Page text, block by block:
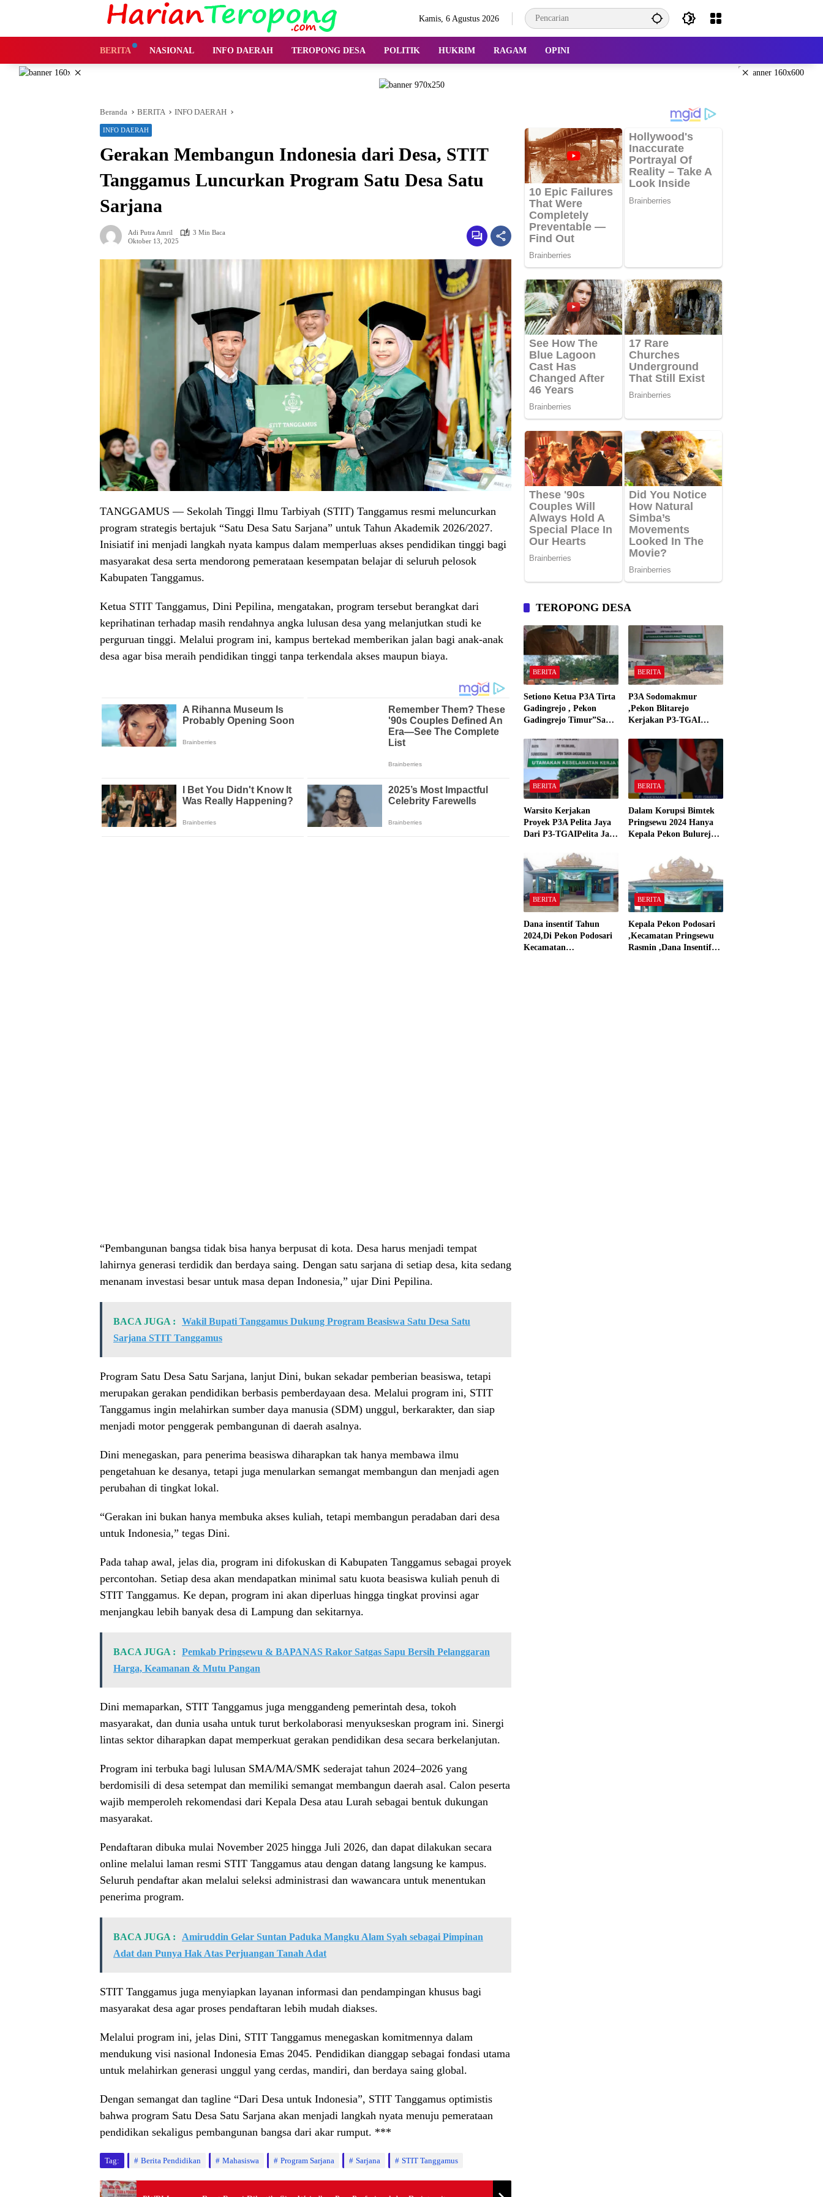
Kamis, 6 Agustus 2026
BERITA NASIONAL INFO DAERAH TEROPONG DESA POLITIK HUKRIM RAGAM OPINI
× ×
Beranda BERITA INFO DAERAH
INFO DAERAH
Gerakan Membangun Indonesia dari Desa, STIT
Tanggamus Luncurkan Program Satu Desa Satu
Sarjana
Adi Putra Amril
3 Min Baca
Oktober 13, 2025
TANGGAMUS — Sekolah Tinggi Ilmu Tarbiyah (STIT) Tanggamus resmi meluncurkan
program strategis bertajuk “Satu Desa Satu Sarjana” untuk Tahun Akademik 2026/2027.
Inisiatif ini menjadi langkah nyata kampus dalam memperluas akses pendidikan tinggi bagi
masyarakat desa serta mendorong pemerataan kesempatan belajar di seluruh pelosok
Kabupaten Tanggamus.
Ketua STIT Tanggamus, Dini Pepilina, mengatakan, program tersebut berangkat dari
keprihatinan terhadap masih rendahnya angka lulusan desa yang melanjutkan studi ke
perguruan tinggi. Melalui program ini, kampus bertekad memberikan jalan bagi anak-anak
desa agar bisa meraih pendidikan tinggi tanpa terkendala akses maupun biaya.
“Pembangunan bangsa tidak bisa hanya berpusat di kota. Desa harus menjadi tempat
lahirnya generasi terdidik dan berdaya saing. Dengan satu sarjana di setiap desa, kita sedang
menanam investasi besar untuk masa depan Indonesia,” ujar Dini Pepilina.
BACA JUGA :
Wakil Bupati Tanggamus Dukung Program Beasiswa Satu Desa Satu
Sarjana STIT Tanggamus
Program Satu Desa Satu Sarjana, lanjut Dini, bukan sekadar pemberian beasiswa, tetapi
merupakan gerakan pendidikan berbasis pemberdayaan desa. Melalui program ini, STIT
Tanggamus ingin melahirkan sumber daya manusia (SDM) unggul, berkarakter, dan siap
menjadi motor penggerak pembangunan di daerah asalnya.
Dini menegaskan, para penerima beasiswa diharapkan tak hanya membawa ilmu
pengetahuan ke desanya, tetapi juga menularkan semangat membangun dan menjadi agen
perubahan di tingkat lokal.
“Gerakan ini bukan hanya membuka akses kuliah, tetapi membangun peradaban dari desa
untuk Indonesia,” tegas Dini.
Pada tahap awal, jelas dia, program ini difokuskan di Kabupaten Tanggamus sebagai proyek
percontohan. Setiap desa akan mendapatkan minimal satu kuota beasiswa kuliah penuh di
STIT Tanggamus. Ke depan, program ini akan diperluas hingga tingkat provinsi agar
menjangkau lebih banyak desa di Lampung dan sekitarnya.
BACA JUGA :
Pemkab Pringsewu & BAPANAS Rakor Satgas Sapu Bersih Pelanggaran
Harga, Keamanan & Mutu Pangan
Dini memaparkan, STIT Tanggamus juga menggandeng pemerintah desa, tokoh
masyarakat, dan dunia usaha untuk turut berkolaborasi menyukseskan program ini. Sinergi
lintas sektor diharapkan dapat memperkuat gerakan pendidikan desa secara berkelanjutan.
Program ini terbuka bagi lulusan SMA/MA/SMK sederajat tahun 2024–2026 yang
berdomisili di desa setempat dan memiliki semangat membangun daerah asal. Calon peserta
wajib memperoleh rekomendasi dari Kepala Desa atau Lurah sebagai bentuk dukungan
masyarakat.
Pendaftaran dibuka mulai November 2025 hingga Juli 2026, dan dapat dilakukan secara
online melalui laman resmi STIT Tanggamus atau dengan datang langsung ke kampus.
Seluruh pendaftar akan melalui seleksi administrasi dan wawancara untuk menentukan
penerima program.
BACA JUGA :
Amiruddin Gelar Suntan Paduka Mangku Alam Syah sebagai Pimpinan
Adat dan Punya Hak Atas Perjuangan Tanah Adat
STIT Tanggamus juga menyiapkan layanan informasi dan pendampingan khusus bagi
masyarakat desa agar proses pendaftaran lebih mudah diakses.
Melalui program ini, jelas Dini, STIT Tanggamus menegaskan komitmennya dalam
mendukung visi nasional Indonesia Emas 2045. Pendidikan dianggap sebagai fondasi utama
untuk melahirkan generasi unggul yang cerdas, mandiri, dan berdaya saing global.
Dengan semangat dan tagline “Dari Desa untuk Indonesia”, STIT Tanggamus optimistis
bahwa program Satu Desa Satu Sarjana akan menjadi langkah nyata menuju pemerataan
pendidikan sekaligus pembangunan bangsa dari akar rumput. ***
Tag: Berita Pendidikan Mahasiswa Program Sarjana Sarjana STIT Tanggamus
TEROPONG DESA
BERITA
Setiono Ketua P3A Tirta
Gadingrejo , Pekon
Gadingrejo Timur”Saya
Bakar Kantor Camat
Gadingrejo Tahun 2000″
BERITA
P3A Sodomakmur
,Pekon Blitarejo
Kerjakan P3-TGAI
Spesifikasinya
BERITA
Warsito Kerjakan
Proyek P3A Pelita Jaya
Dari P3-TGAIPelita Jaya
“Semua Material Sesuai
Standar”
BERITA
Dalam Korupsi Bimtek
Pringsewu 2024 Hanya
Kepala Pekon Bulurejo
dan Dana Insentif Pekon
BERITA
Dana insentif Tahun
2024,Di Pekon Podosari
Kecamatan
BERITA
Kepala Pekon Podosari
,Kecamatan Pringsewu
Rasmin ,Dana Insentif